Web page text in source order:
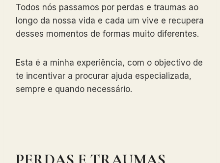
Todos nós passamos por perdas e traumas ao
longo da nossa vida e cada um vive e recupera
desses momentos de formas muito diferentes.
Esta é a minha experiência, com o objectivo de
te incentivar a procurar ajuda especializada,
sempre e quando necessário.